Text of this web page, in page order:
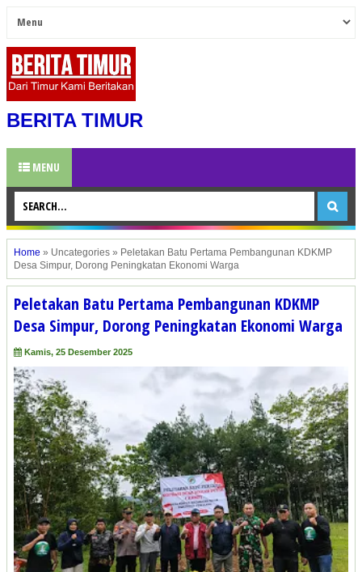
BERITA TIMUR
MENU
Home » Uncategories » Peletakan Batu Pertama Pembangunan KDKMP
Desa Simpur, Dorong Peningkatan Ekonomi Warga
Peletakan Batu Pertama Pembangunan KDKMP
Desa Simpur, Dorong Peningkatan Ekonomi Warga
Kamis, 25 Desember 2025